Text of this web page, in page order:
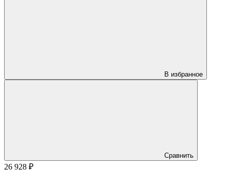
В избранное
Сравнить
26 928 ₽